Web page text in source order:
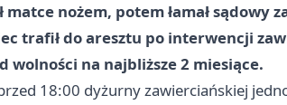
nożem, potem łamał sądowy
trafił do aresztu po interwencji
wolności na najbliższe 2 miesiące.
18:00 dyżurny zawierciańskiej